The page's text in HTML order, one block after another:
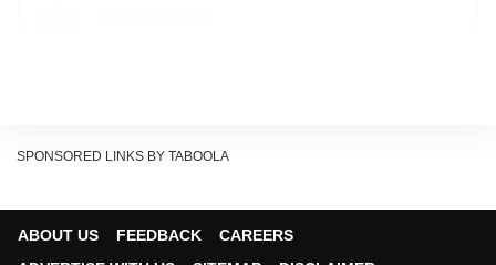
SPONSORED LINKS BY TABOOLA
ABOUT US FEEDBACK
CAREERS